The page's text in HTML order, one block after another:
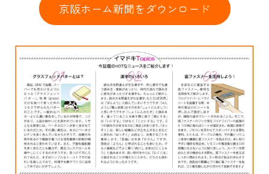
京阪ホーム新聞をダウンロード